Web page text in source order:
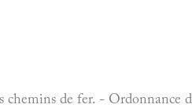
de fer. - Ordonnance